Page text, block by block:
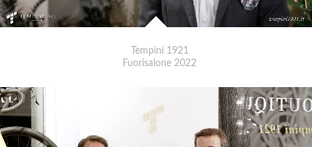
Tempini 1921
Fuorisalone 2022